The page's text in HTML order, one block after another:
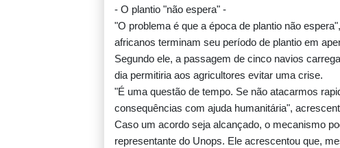
- O plantio "não espera" -
"O problema é que a época de plantio não
africanos terminam seu período de plantio em
Segundo ele, a passagem de cinco navios
dia permitiria aos agricultores evitar uma crise.
"É uma questão de tempo. Se não atacarmos
consequências com ajuda humanitária",
Caso um acordo seja alcançado, o mecanismo
representante do Unops. Ele acrescentou que,